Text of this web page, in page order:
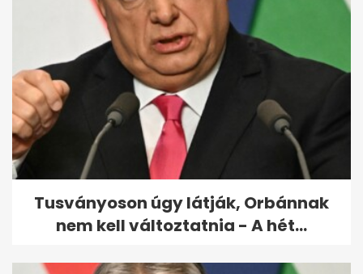
Stohl András ezt üzente
Gáspár Evelinnek
Tusványoson úgy látják, Orbánnak
nem kell változtatnia - A hét...